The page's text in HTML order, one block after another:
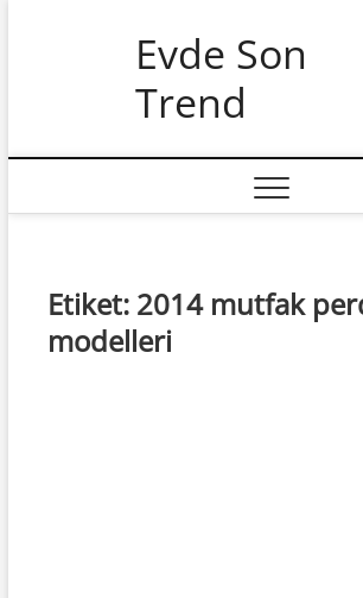
Evde Son
Trend
Etiket: 2014 mutfak
modelleri